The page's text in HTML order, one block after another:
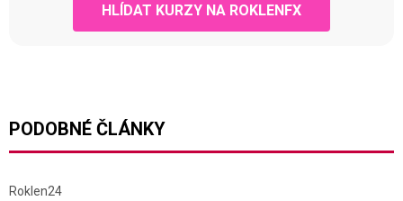
HLÍDAT KURZY NA ROKLENFX
PODOBNÉ ČLÁNKY
Roklen24